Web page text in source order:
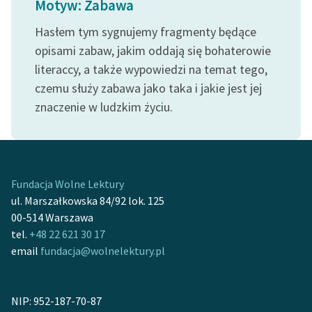
Ręce pełne poezji
Kolekcje edukacyjne
twórców przechodzących
do domeny publicznej,
lektur szkolnych oraz
Starego Testamentu
O nas
Kontakt
Motyw: Zabawa
Hasłem tym sygnujemy fragmenty będące
opisami zabaw, jakim oddają się bohaterowie
literaccy, a także wypowiedzi na temat tego,
czemu służy zabawa jako taka i jakie jest jej
znaczenie w ludzkim życiu.
Fundacja Wolne Lektury
ul. Marszałkowska 84/92 lok. 125
00-514 Warszawa
tel. +48 22 621 30 17
email fundacja@wolnelektury.pl
NIP: 952-187-70-87